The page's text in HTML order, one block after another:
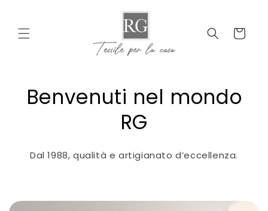
Carrello
Benvenuti nel mondo
RG
Dal 1988, qualità e artigianato d’eccellenza.